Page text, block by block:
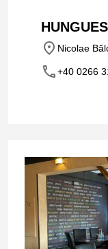
place Nicolae
phone+40 0266